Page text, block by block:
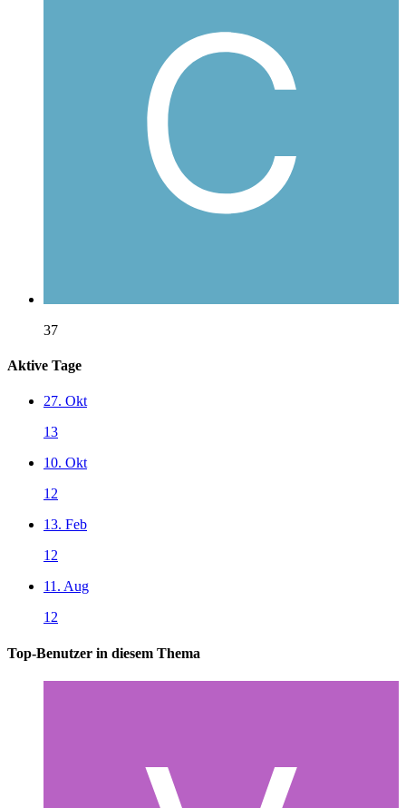
37
Aktive Tage
27. Okt
13
10. Okt
12
13. Feb
12
11. Aug
12
Top-Benutzer in diesem Thema